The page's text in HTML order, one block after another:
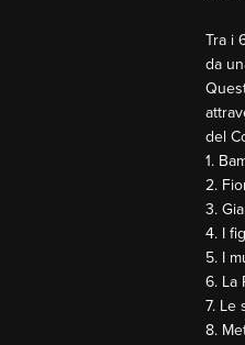
Tra i
da
del
1.
2.
3.
4. I
5. I
6. La
7. Le
8.